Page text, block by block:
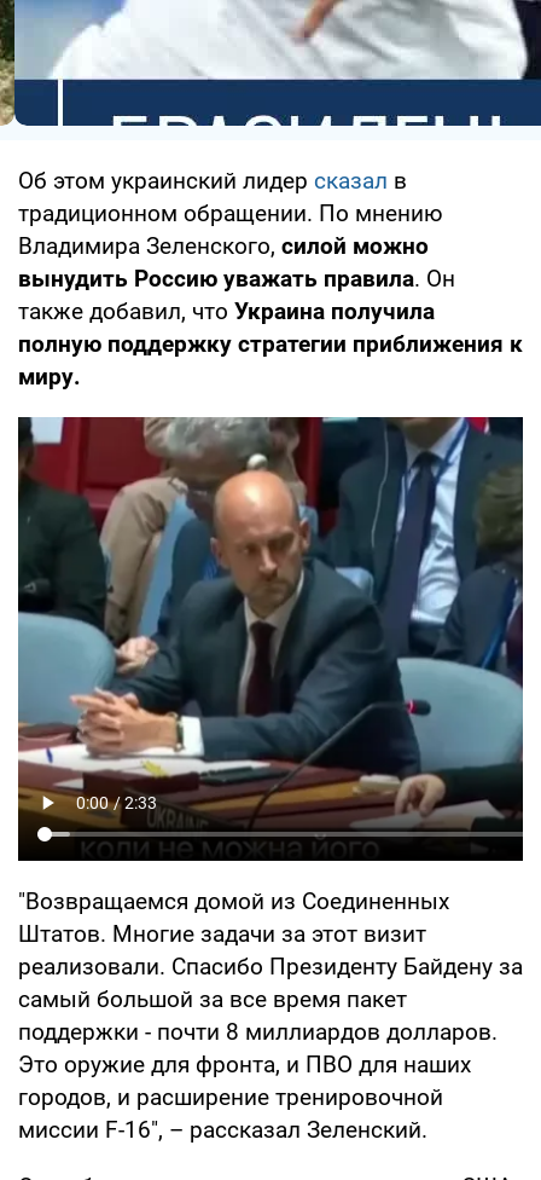
Об этом украинский лидер сказал в
традиционном обращении. По мнению
Владимира Зеленского, силой можно
вынудить Россию уважать правила. Он
также добавил, что Украина получила
полную поддержку стратегии приближения к
миру.
"Возвращаемся домой из Соединенных
Штатов. Многие задачи за этот визит
реализовали. Спасибо Президенту Байдену за
самый большой за все время пакет
поддержки - почти 8 миллиардов долларов.
Это оружие для фронта, и ПВО для наших
городов, и расширение тренировочной
миссии F-16", – рассказал Зеленский.